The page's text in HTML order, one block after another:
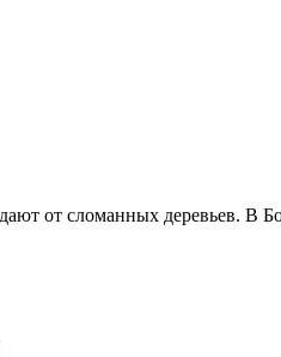
от сломанных деревьев. В